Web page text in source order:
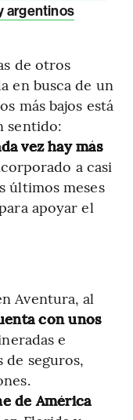
argentinos
de otros
en busca de un
más bajos está
sentido:
vez hay más
a casi
últimos meses
apoyar el
Aventura, al
con unos
e
seguros,
de América